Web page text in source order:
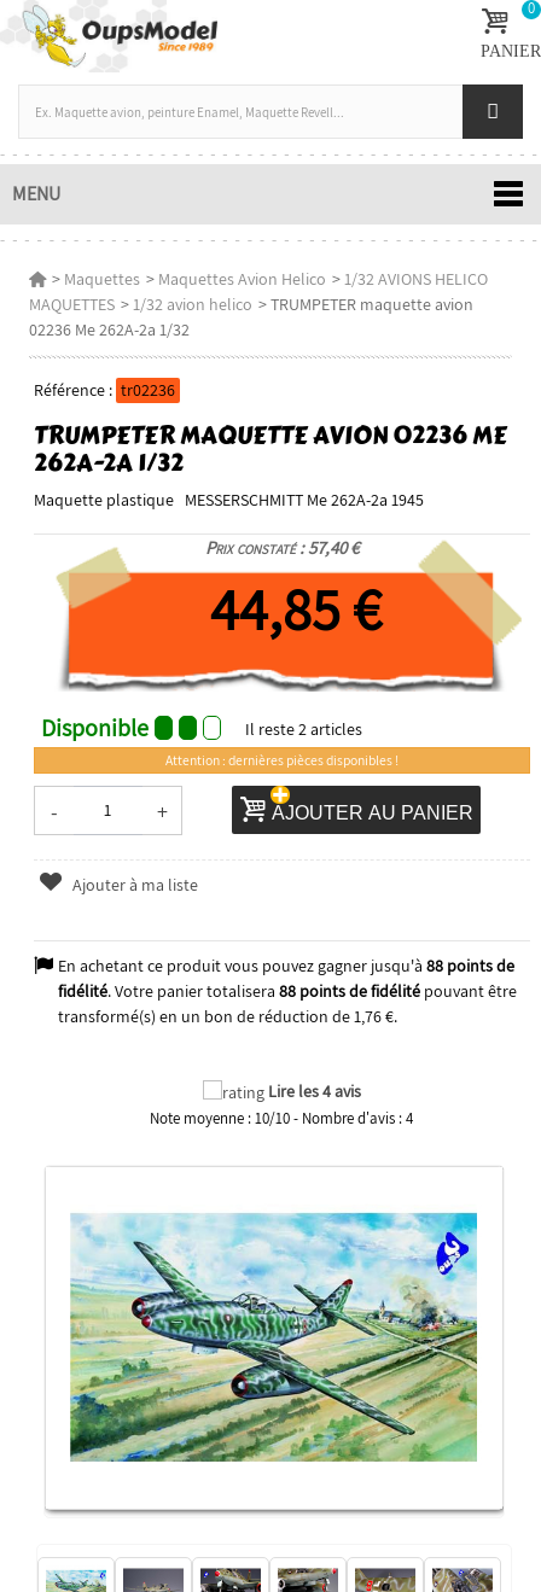
0
PANIER
MENU
> Maquettes > Maquettes Avion Helico >1/32 AVIONS HELICO
MAQUETTES >1/32 avion helico >TRUMPETER maquette avion
02236 Me 262A-2a 1/32
Référence : tr02236
TRUMPETER MAQUETTE AVION 02236 ME
262A-2A 1/32
Maquette plastique MESSERSCHMITT Me 262A-2a 1945
Prix constaté : 57,40 €
44,85 €
Disponible Il reste2articles
Attention : dernières pièces disponibles !
- + AJOUTER AU PANIER
Ajouter à ma liste
En achetant ce produit vous pouvez gagner jusqu'à 88points de
fidélité. Votre panier totalisera 88points de fidélitépouvant être
transformé(s) en un bon de réduction de1,76 €.
Lire les 4 avis
Note moyenne :10/10- Nombre d'avis :4